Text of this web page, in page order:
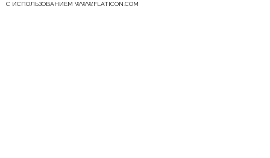
С ИСПОЛЬЗОВАНИЕМ WWW.FLATICON.COM